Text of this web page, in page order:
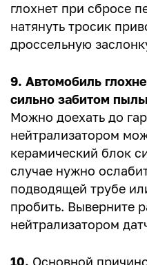
глохнет при сбросе
натянуть тросик
дроссельную
9. Автомобиль
сильно забитом
Можно доехать до
нейтрализатором
керамический блок
случае нужно
подводящей трубе
пробить. Выверните
нейтрализатором
10. Основной